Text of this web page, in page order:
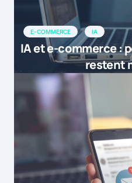
E-COMMERCE IA
IA et e-commerce :
restent